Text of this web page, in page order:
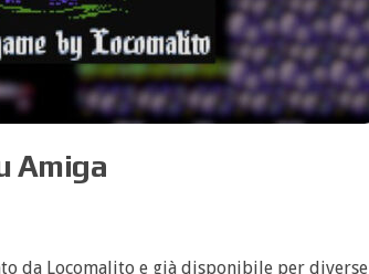
Amiga
da Locomalito e già disponibile per diverse